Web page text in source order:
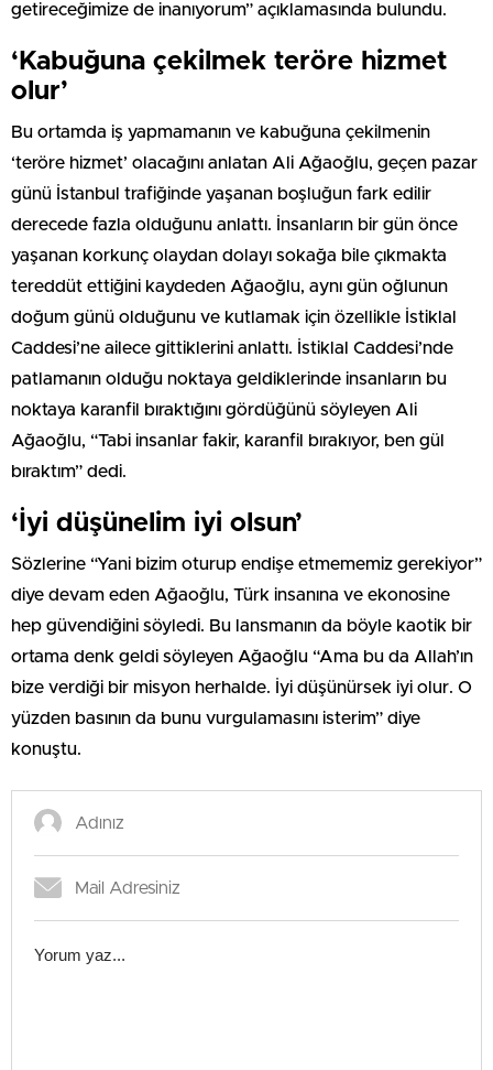
getireceğimize de inanıyorum” açıklamasında bulundu.
‘Kabuğuna çekilmek teröre hizmet
olur’
Bu ortamda iş yapmamanın ve kabuğuna çekilmenin
‘teröre hizmet’ olacağını anlatan Ali Ağaoğlu, geçen pazar
günü İstanbul trafiğinde yaşanan boşluğun fark edilir
derecede fazla olduğunu anlattı. İnsanların bir gün önce
yaşanan korkunç olaydan dolayı sokağa bile çıkmakta
tereddüt ettiğini kaydeden Ağaoğlu, aynı gün oğlunun
doğum günü olduğunu ve kutlamak için özellikle İstiklal
Caddesi’ne ailece gittiklerini anlattı. İstiklal Caddesi’nde
patlamanın olduğu noktaya geldiklerinde insanların bu
noktaya karanfil bıraktığını gördüğünü söyleyen Ali
Ağaoğlu, “Tabi insanlar fakir, karanfil bırakıyor, ben gül
bıraktım” dedi.
‘İyi düşünelim iyi olsun’
Sözlerine “Yani bizim oturup endişe etmememiz gerekiyor”
diye devam eden Ağaoğlu, Türk insanına ve ekonosine
hep güvendiğini söyledi. Bu lansmanın da böyle kaotik bir
ortama denk geldi söyleyen Ağaoğlu “Ama bu da Allah’ın
bize verdiği bir misyon herhalde. İyi düşünürsek iyi olur. O
yüzden basının da bunu vurgulamasını isterim” diye
konuştu.